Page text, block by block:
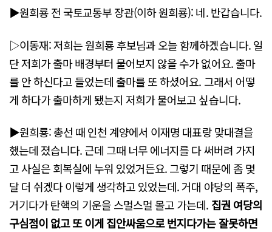
▶원희룡 전 국토교통부 장관(이하 원희룡): 네. 반갑습니다.
▷이동재: 저희는 원희룡 후보님과 오늘 함께하겠습니다. 일
단 저희가 출마 배경부터 물어보지 않을 수가 없어요. 출마
를 안 하신다고 들었는데 출마를 또 하셨어요. 그래서 어떻
게 하다가 출마하게 됐는지 저희가 물어보고 싶습니다.
▶원희룡: 총선 때 인천 계양에서 이재명 대표랑 맞대결을
했는데 졌습니다. 근데 그때 너무 에너지를 다 써버려 가지
고 사실은 회복실에 누워 있었거든요. 그렇기 때문에 좀 몇
달 더 쉬겠다 이렇게 생각하고 있었는데. 거대 야당의 폭주,
거기다가 탄핵의 기운을 스멀스멀 몰고 가는데. 집권 여당의
구심점이 없고 또 이게 집안싸움으로 번지다가는 잘못하면